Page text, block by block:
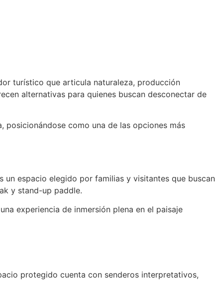
turístico que articula naturaleza, producción
alternativas para quienes buscan desconectar de
como una de las opciones más
espacio elegido por familias y visitantes que buscan
y stand-up paddle.
experiencia de inmersión plena en el paisaje
protegido cuenta con senderos interpretativos,